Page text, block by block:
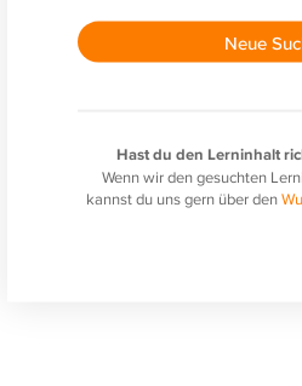
Neue
Hast du den Lerninhalt
Wenn wir den gesuchten
kannst du uns gern über den